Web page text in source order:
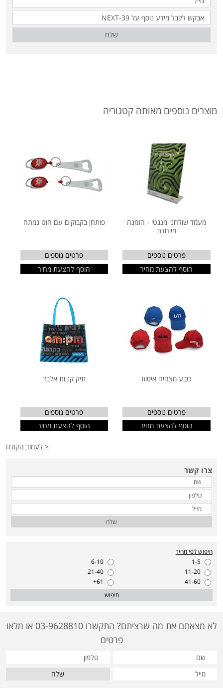
שלח
מוצרים נוספים מאותה קטגוריה
מעמד שולחני מגנטי - הזמנה
מיוחדת
פרטים נוספים
הוסף להצעת מחיר
פותחן בקבוקים עם חוט נמתח
פרטים נוספים
הוסף להצעת מחיר
כובע מצחיה איסוזו
פרטים נוספים
הוסף להצעת מחיר
תיק קניות אלבד
פרטים נוספים
הוסף להצעת מחיר
< לעמוד הקודם
צרו קשר
שלח
חיפוש לפי מחיר
1-5
6-10
11-20
21-40
41-60
61+
חיפוש
לא מצאתם את מה שרציתם? התקשרו 03-9628810 או מלאו
פרטים
שלח